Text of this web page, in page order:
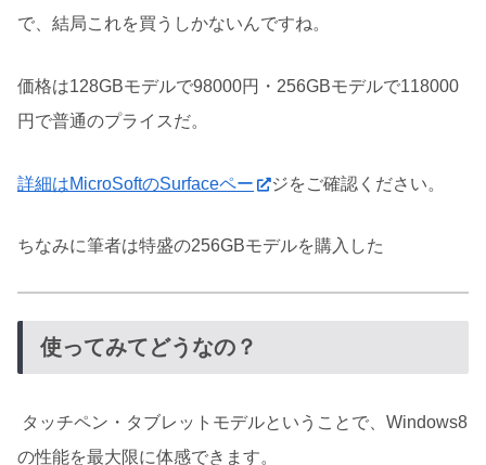
で、結局これを買うしかないんですね。
価格は128GBモデルで98000円・256GBモデルで118000
円で普通のプライスだ。
詳細はMicroSoftのSurfaceペー ジをご確認ください。
ちなみに筆者は特盛の256GBモデルを購入した
使ってみてどうなの？
タッチペン・タブレットモデルということで、Windows8
の性能を最大限に体感できます。